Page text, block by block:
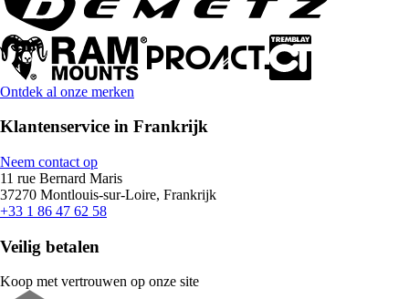
Ontdek al onze merken
Klantenservice in Frankrijk
Neem contact op
11 rue Bernard Maris
37270 Montlouis-sur-Loire, Frankrijk
+33 1 86 47 62 58
Veilig betalen
Koop met vertrouwen op onze site